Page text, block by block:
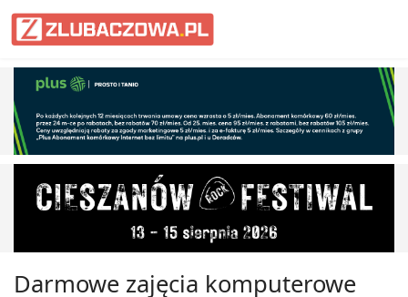
Informacje Lubaczów, powiat
Darmowe zajęcia komputerowe